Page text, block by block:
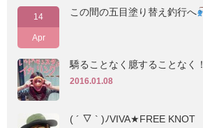
14
Apr
この間の五目塗り替え釣行へ
驕ることなく臆することなく！
2016.01.08
( ´ ▽ ` )ﾉVIVA★FREE KNOT